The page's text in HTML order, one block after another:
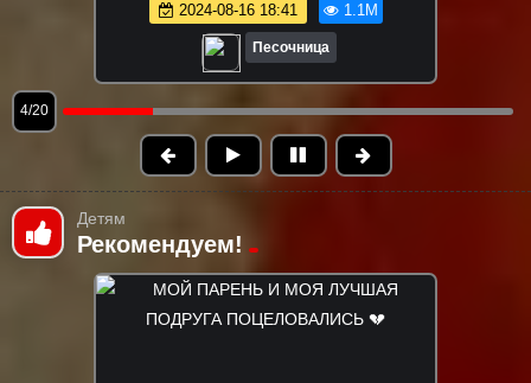
2024-08-16 18:41 1.1M
Песочница
5/20
Детям
Рекомендуем!